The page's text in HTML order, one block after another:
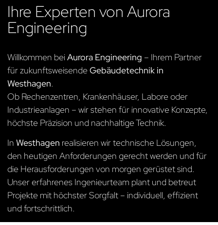
Ihre Experten von Aurora
Engineering
Willkommen beiAurora Engineering – Ihrem Partner
für zukunftsweisendeGebäudetechnik in
Westhagen.
Ob Rechenzentren, Krankenhäuser, Labore oder
Industrieanlagen – wir stehen für innovative Konzepte,
höchste Präzision und nachhaltige Technik.
In Westhagen realisieren wir technische Lösungen,
den heutigen Anforderungen gerecht werden und für
die Herausforderungen von morgen gerüstet sind.
Unser erfahrenes Ingenieurteam plant und betreut
Projekte mit höchster Sorgfalt – individuell, effizient
und fortschrittlich.